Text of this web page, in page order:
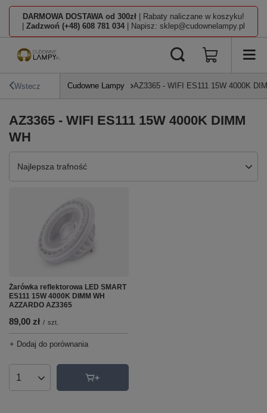
DARMOWA DOSTAWA od 300zł | Rabaty naliczane w koszyku!
Zadzwoń (+48) 608 781 034 | Napisz: sklep@cudownelampy.pl
Wstecz Cudowne Lampy AZ3365 - WIFI ES111 15W 4000K
AZ3365 - WIFI ES111 15W 4000K DIMM
WH
Zmień sortowanie
Najlepsza trafność
Żarówka reflektorowa LED SMART
ES111 15W 4000K DIMM WH
AZZARDO AZ3365
89,00 zł / szt.
+ Dodaj do porównania
Ilość produktów